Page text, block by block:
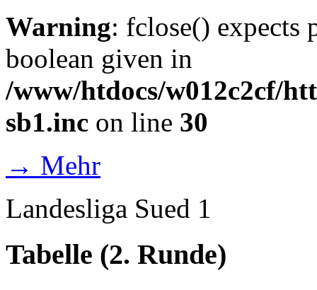
Warning: fclose() expects
boolean given in
/www/htdocs/w012c2cf/
sb1.inc on line 30
→ Mehr
Landesliga Sued 1
Tabelle (2. Runde)